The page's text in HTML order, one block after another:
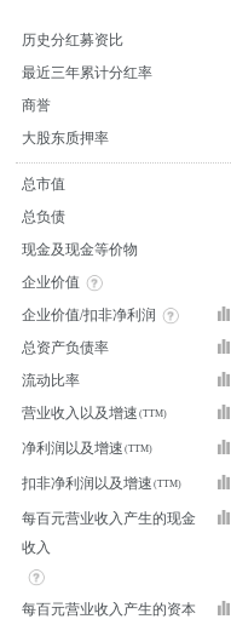
历史分红募资比
最近三年累计分红率
商誉
大股东质押率
总市值
总负债
现金及现金等价物
企业价值
企业价值/扣非净利润
总资产负债率
流动比率
营业收入以及增速
净利润以及增速
扣非净利润以及增速
每百元营业收入产生的现金
收入
每百元营业收入产生的资本